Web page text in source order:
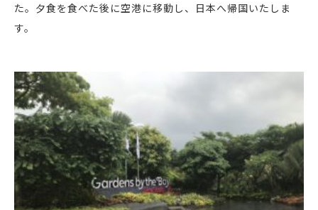
た。夕食を食べた後に空港に移動し、日本へ帰国いたしま
す。